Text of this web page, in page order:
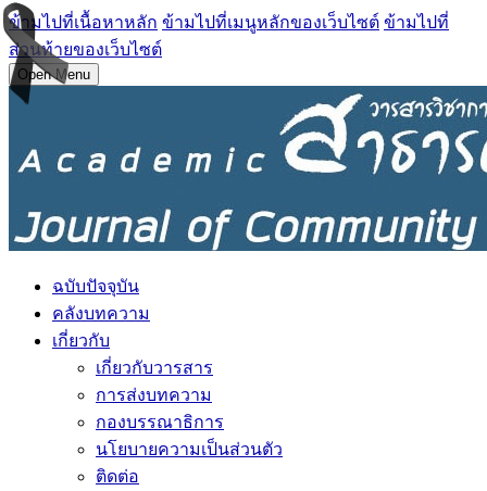
ข้ามไปที่เนื้อหาหลัก ข้ามไปที่เมนูหลักของเว็บไซต์ ข้ามไปที่
ส่วนท้ายของเว็บไซต์
Open Menu
ฉบับปัจจุบัน
คลังบทความ
เกี่ยวกับ
เกี่ยวกับวารสาร
การส่งบทความ
กองบรรณาธิการ
นโยบายความเป็นส่วนตัว
ติดต่อ